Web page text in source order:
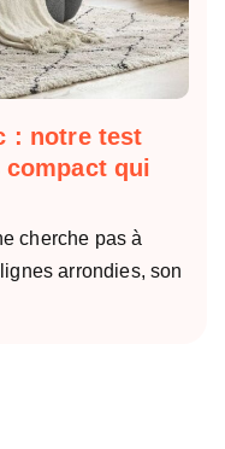
: notre test
qui
cherche pas à
arrondies, son